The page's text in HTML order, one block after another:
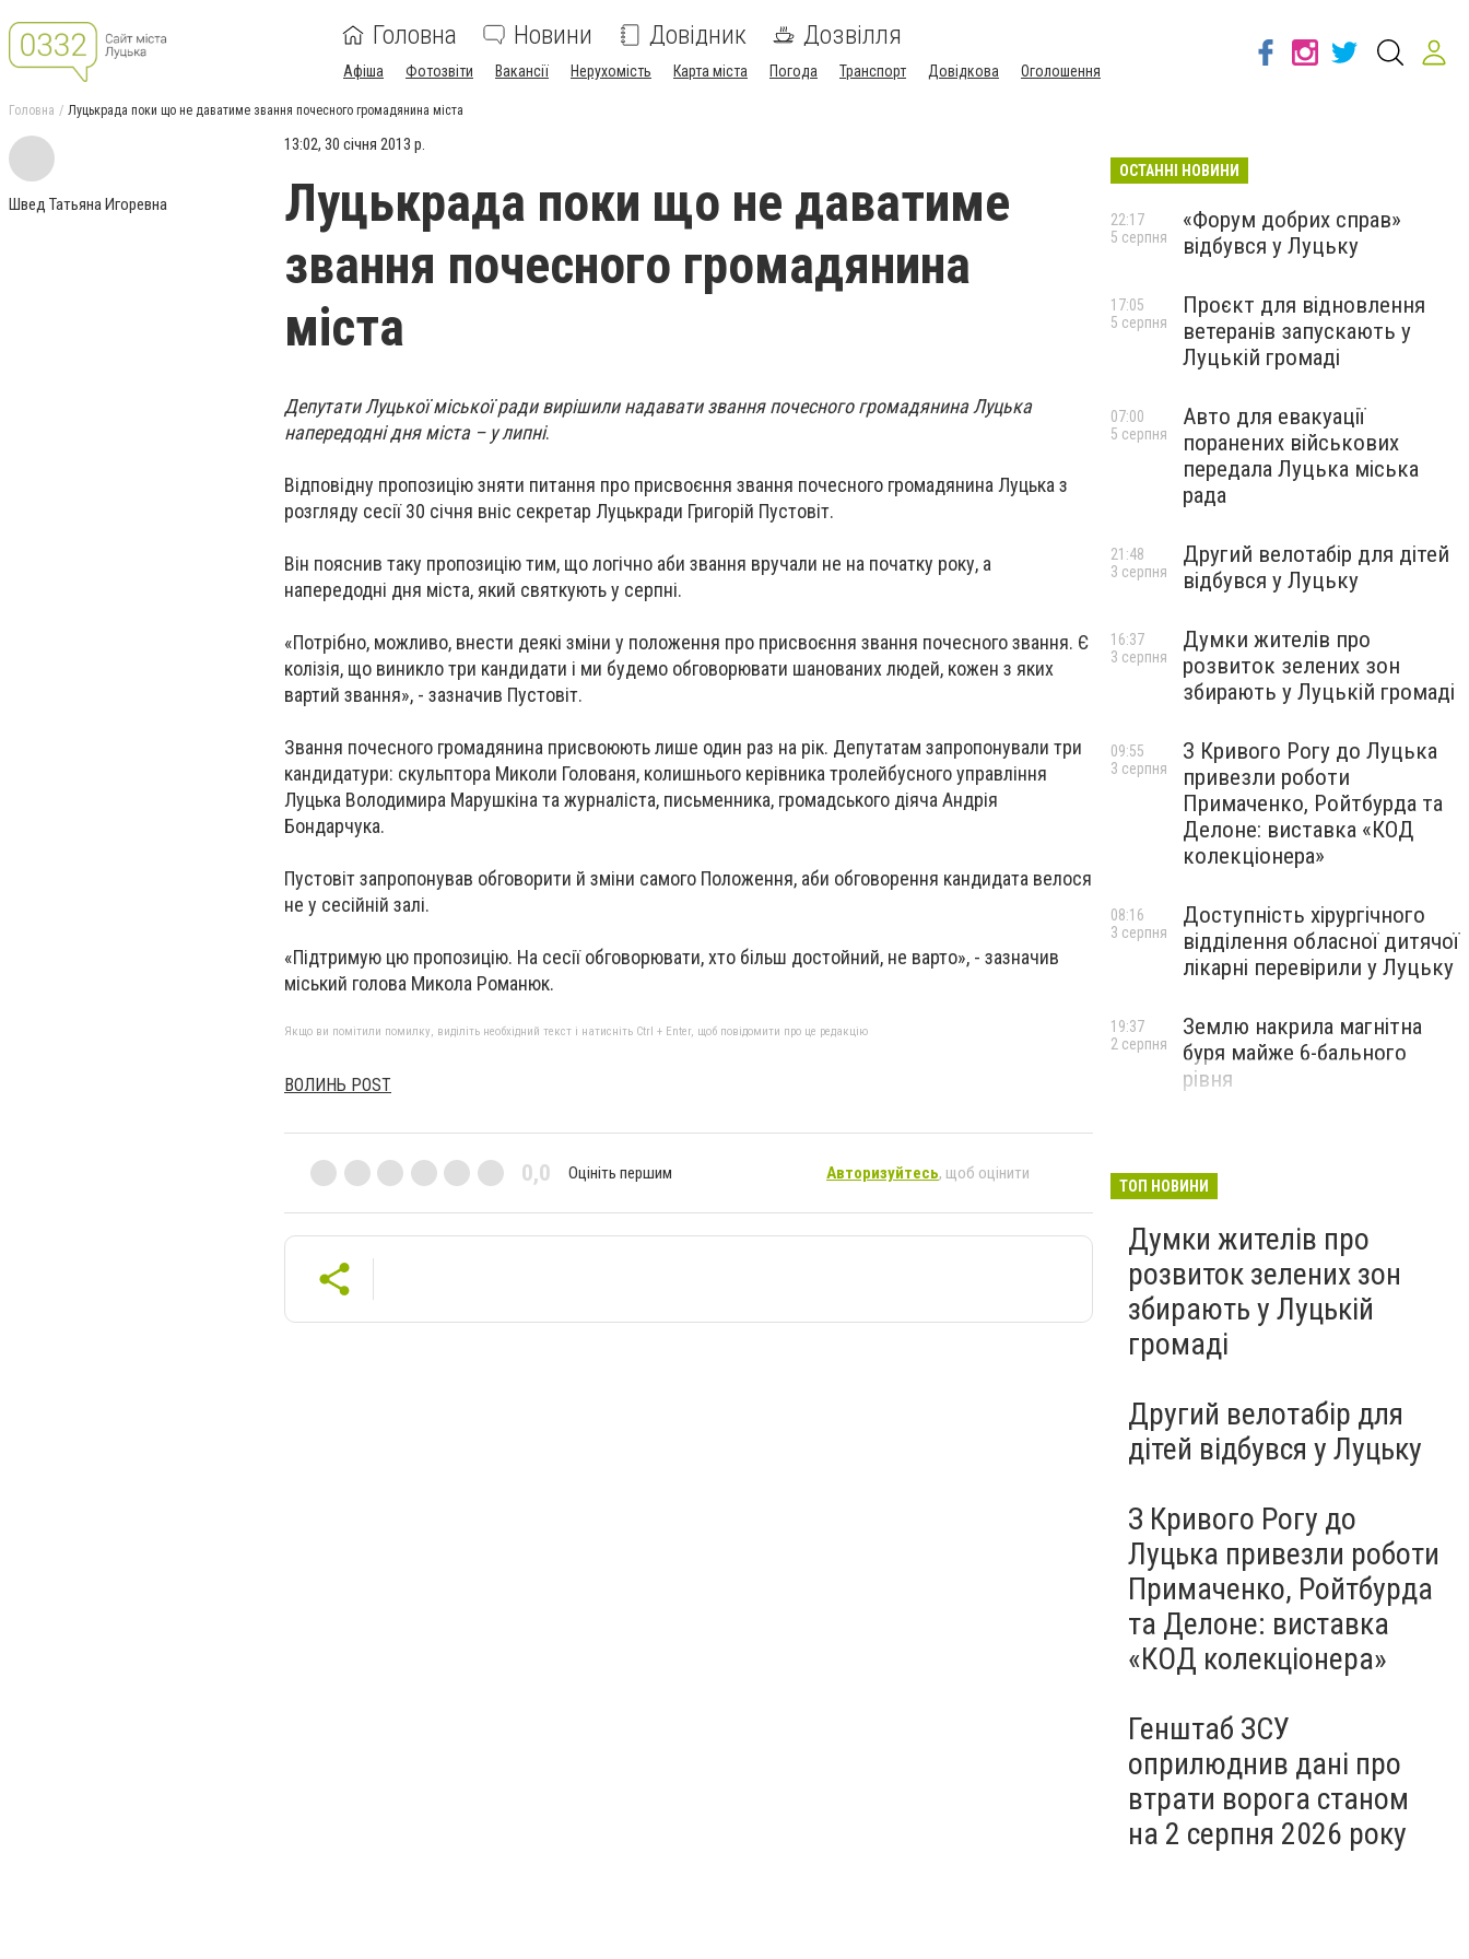
Головна Новини Довідник Дозвілля
Афіша Фотозвіти Вакансії Нерухомість Карта міста Погода Транспорт Довідкова Оголошення
Головна Луцькрада поки що не даватиме звання почесного громадянина міста
Швед Татьяна Игоревна
13:02, 30 січня 2013 р.
Луцькрада поки що не даватиме
звання почесного громадянина
міста
Депутати Луцької міської ради вирішили надавати звання почесного громадянина Луцька
напередодні дня міста – у липні.
Відповідну пропозицію зняти питання про присвоєння звання почесного громадянина Луцька з
розгляду сесії 30 січня вніс секретар Луцькради Григорій Пустовіт.
Він пояснив таку пропозицію тим, що логічно аби звання вручали не на початку року, а
напередодні дня міста, який святкують у серпні.
«Потрібно, можливо, внести деякі зміни у положення про присвоєння звання почесного звання. Є
колізія, що виникло три кандидати і ми будемо обговорювати шанованих людей, кожен з яких
вартий звання», - зазначив Пустовіт.
Звання почесного громадянина присвоюють лише один раз на рік. Депутатам запропонували три
кандидатури: скульптора Миколи Голованя, колишнього керівника тролейбусного управління
Луцька Володимира Марушкіна та журналіста, письменника, громадського діяча Андрія
Бондарчука.
Пустовіт запропонував обговорити й зміни самого Положення, аби обговорення кандидата велося
не у сесійній залі.
«Підтримую цю пропозицію. На сесії обговорювати, хто більш достойний, не варто», - зазначив
міський голова Микола Романюк.
Якщо ви помітили помилку, виділіть необхідний текст і натисніть Ctrl + Enter, щоб повідомити про це редакцію
ВОЛИНЬ POST
0,0 Оцініть першим Авторизуйтесь, щоб оцінити
ОСТАННІ НОВИНИ
«Форум добрих справ»
відбувся у Луцьку
22:17
5 серпня
Проєкт для відновлення
ветеранів запускають у
Луцькій громаді
17:05
5 серпня
Авто для евакуації
поранених військових
передала Луцька міська
рада
07:00
5 серпня
Другий велотабір для дітей
відбувся у Луцьку
21:48
3 серпня
Думки жителів про
розвиток зелених зон
збирають у Луцькій громаді
16:37
3 серпня
З Кривого Рогу до Луцька
привезли роботи
Примаченко, Ройтбурда та
Делоне: виставка «КОД
колекціонера»
09:55
3 серпня
Доступність хірургічного
відділення обласної дитячої
лікарні перевірили у Луцьку
08:16
3 серпня
Землю накрила магнітна
буря майже 6-бального
рівня
19:37
2 серпня
ТОП НОВИНИ
Думки жителів про
розвиток зелених зон
збирають у Луцькій
громаді
Другий велотабір для
дітей відбувся у Луцьку
З Кривого Рогу до
Луцька привезли роботи
Примаченко, Ройтбурда
та Делоне: виставка
«КОД колекціонера»
Генштаб ЗСУ
оприлюднив дані про
втрати ворога станом
на 2 серпня 2026 року